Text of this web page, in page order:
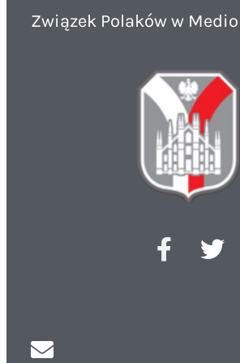
Związek Polaków w